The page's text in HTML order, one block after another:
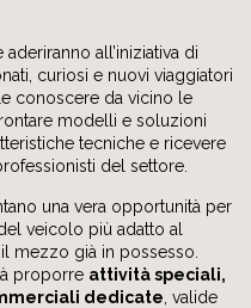
all’iniziativa di
curiosi e nuovi viaggiatori
conoscere da vicino le
modelli e soluzioni
tecniche e ricevere
del settore.
una vera opportunità per
veicolo più adatto al
mezzo già in possesso.
proporre attività speciali,
dedicate , valide